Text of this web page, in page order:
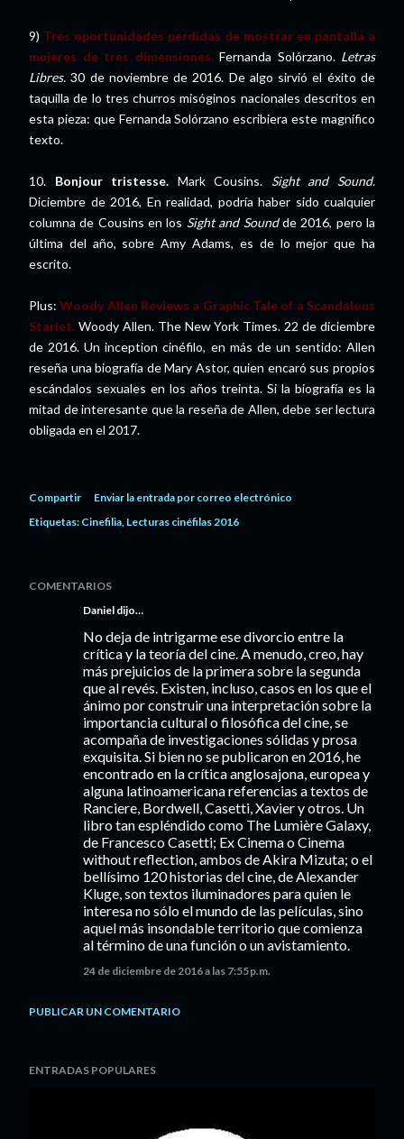
9) Tres oportunidades perdidas de mostrar en pantalla a
mujeres de tres dimensiones.Fernanda Solórzano. Letras
Libres. 30 de noviembre de 2016. De algo sirvió el éxito de
taquilla de lo tres churros misóginos nacionales descritos en
esta pieza: que Fernanda Solórzano escribiera este magnífico
texto.
10. Bonjour tristesse. Mark Cousins. Sight and Sound.
Diciembre de 2016, En realidad, podría haber sido cualquier
columna de Cousins en los Sight and Soundde 2016, pero la
última del año, sobre Amy Adams, es de lo mejor que ha
escrito.
Plus:Woody Allen Reviews a Graphic Tale of a Scandalous
Starlet. Woody Allen. The New York Times. 22 de diciembre
de 2016. Un inception cinéfilo, en más de un sentido: Allen
reseña una biografía de Mary Astor, quien encaró sus propios
escándalos sexuales en los años treinta. Si la biografía es la
mitad de interesante que la reseña de Allen, debe ser lectura
obligada en el 2017.
Compartir
Enviar la entrada por correo electrónico
Etiquetas: Cinefilia Lecturas cinéfilas 2016
COMENTARIOS
Daniel dijo…
No deja de intrigarme ese divorcio entre la
crítica y la teoría del cine. A menudo, creo, hay
más prejuicios de la primera sobre la segunda
que al revés. Existen, incluso, casos en los que el
ánimo por construir una interpretación sobre la
importancia cultural o filosófica del cine, se
acompaña de investigaciones sólidas y prosa
exquisita. Si bien no se publicaron en 2016, he
encontrado en la crítica anglosajona, europea y
alguna latinoamericana referencias a textos de
Ranciere, Bordwell, Casetti, Xavier y otros. Un
libro tan espléndido como The Lumière Galaxy,
de Francesco Casetti; Ex Cinema o Cinema
without reflection, ambos de Akira Mizuta; o el
bellísimo 120 historias del cine, de Alexander
Kluge, son textos iluminadores para quien le
interesa no sólo el mundo de las películas, sino
aquel más insondable territorio que comienza
al término de una función o un avistamiento.
24 de diciembre de 2016 a las 7:55 p.m.
PUBLICAR UN COMENTARIO
ENTRADAS POPULARES